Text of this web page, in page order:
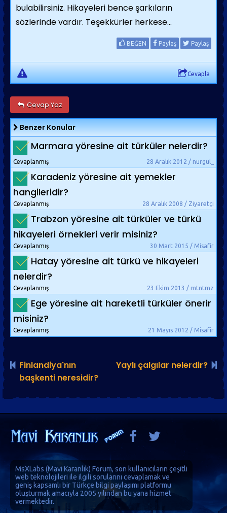
bulabilirsiniz. Hikayeleri bence şarkıların
sözlerinde vardır. Teşekkürler herkese...
BEĞEN Paylaş Paylaş
Cevapla
Cevap Yaz
Benzer Konular
Marmara yöresine ait türküler nelerdir?
28 Aralık 2012 / nurgül_
Cevaplanmış
Karadeniz yöresine ait yemekler
hangileridir?
28 Aralık 2008 / Ziyaretçi
Cevaplanmış
Trabzon yöresine ait türküler ve türkü
hikayeleri örnekleri verir misiniz?
30 Mart 2015 / Misafir
Cevaplanmış
Hatay yöresine ait türkü ve hikayeleri
nelerdir?
23 Ekim 2013 / mtntmz
Cevaplanmış
Ege yöresine ait hareketli türküler önerir
misiniz?
21 Mayıs 2012 / Misafir
Cevaplanmış
Finlandiya'nın
başkenti neresidir?
Yaylı çalgılar nelerdir?
MsXLabs (Mavi Karanlık) Forum, son kullanıcıların çeşitli
web teknolojileri ile ilgili sorularını cevaplamak ve
geniş kapsamlı bir Türkçe bilgi paylaşımı platformu
oluşturmak amacıyla 2005 yılından bu yana hizmet
vermektedir.